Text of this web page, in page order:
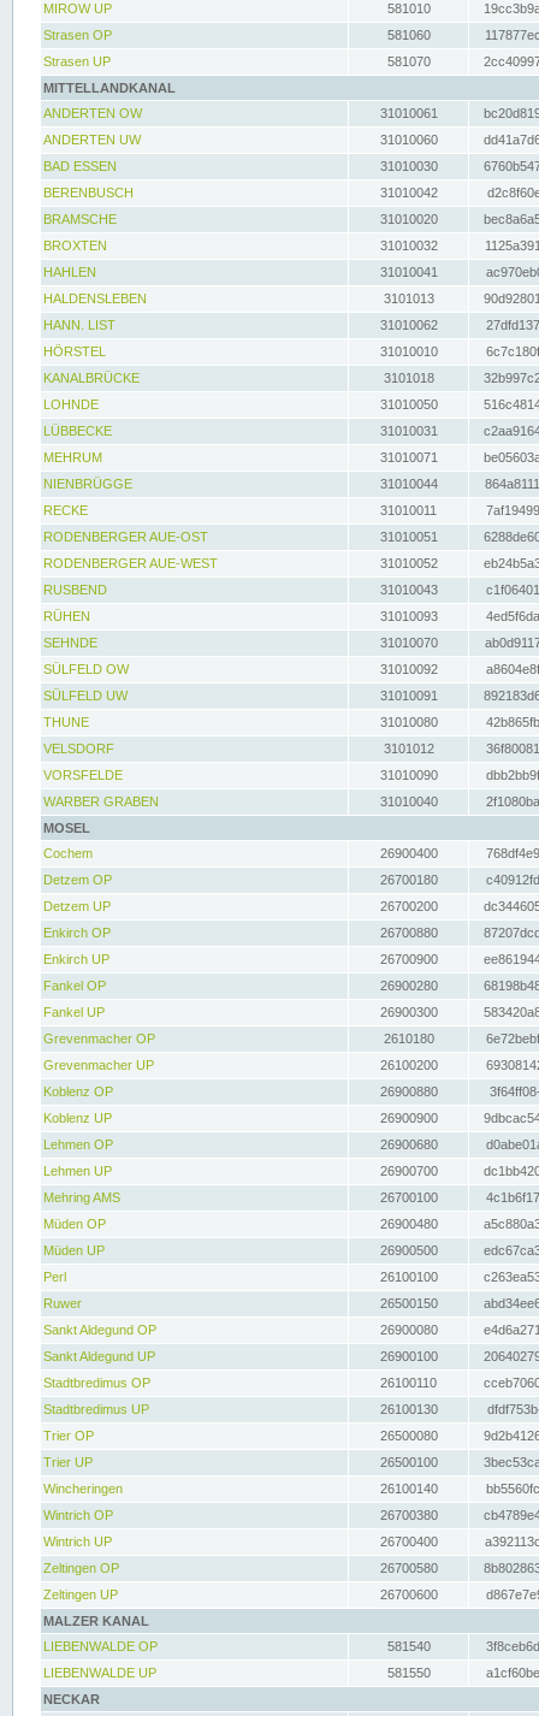
MIROW UP
581010
Strasen OP
581060
Strasen UP
581070
MITTELLANDKANAL
ANDERTEN OW
31010061
ANDERTEN UW
31010060
BAD ESSEN
31010030
BERENBUSCH
31010042
BRAMSCHE
31010020
BROXTEN
31010032
HAHLEN
31010041
HALDENSLEBEN
3101013
HANN. LIST
31010062
HÖRSTEL
31010010
KANALBRÜCKE
3101018
LOHNDE
31010050
LÜBBECKE
31010031
MEHRUM
31010071
NIENBRÜGGE
31010044
RECKE
31010011
RODENBERGER AUE-OST
31010051
RODENBERGER AUE-WEST
31010052
RUSBEND
31010043
RÜHEN
31010093
SEHNDE
31010070
SÜLFELD OW
31010092
SÜLFELD UW
31010091
THUNE
31010080
VELSDORF
3101012
VORSFELDE
31010090
WARBER GRABEN
31010040
MOSEL
Cochem
26900400
Detzem OP
26700180
Detzem UP
26700200
Enkirch OP
26700880
Enkirch UP
26700900
Fankel OP
26900280
Fankel UP
26900300
Grevenmacher OP
2610180
Grevenmacher UP
26100200
Koblenz OP
26900880
Koblenz UP
26900900
Lehmen OP
26900680
Lehmen UP
26900700
Mehring AMS
26700100
Müden OP
26900480
Müden UP
26900500
Perl
26100100
Ruwer
26500150
Sankt Aldegund OP
26900080
Sankt Aldegund UP
26900100
Stadtbredimus OP
26100110
Stadtbredimus UP
26100130
Trier OP
26500080
Trier UP
26500100
Wincheringen
26100140
Wintrich OP
26700380
Wintrich UP
26700400
Zeltingen OP
26700580
Zeltingen UP
26700600
MALZER KANAL
LIEBENWALDE OP
581540
LIEBENWALDE UP
581550
NECKAR